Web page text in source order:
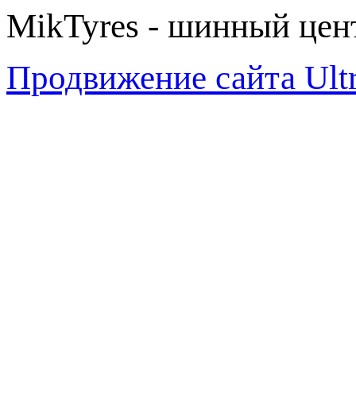
MikTyres - шинный
Продвижение сайта